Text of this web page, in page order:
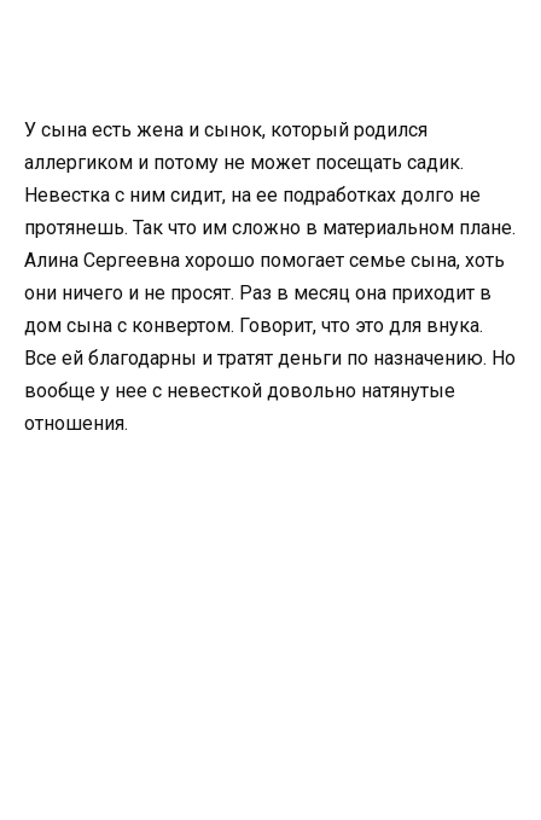
У сына есть жена и сынок, который родился
аллергиком и потому не может посещать садик.
Невестка с ним сидит, на ее подработках долго не
протянешь. Так что им сложно в материальном плане.
Алина Сергеевна хорошо помогает семье сына, хоть
они ничего и не просят. Раз в месяц она приходит в
дом сына с конвертом. Говорит, что это для внука.
Все ей благодарны и тратят деньги по назначению. Но
вообще у нее с невесткой довольно натянутые
отношения.